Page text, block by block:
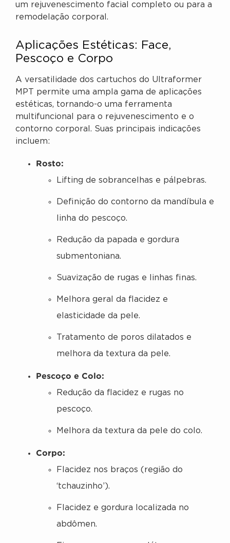
um rejuvenescimento facial completo ou para a
remodelação corporal.
Aplicações Estéticas: Face,
Pescoço e Corpo
A versatilidade dos cartuchos do Ultraformer
MPT permite uma ampla gama de aplicações
estéticas, tornando-o uma ferramenta
multifuncional para o rejuvenescimento e o
contorno corporal. Suas principais indicações
incluem:
Rosto:
Lifting de sobrancelhas e pálpebras.
Definição do contorno da mandíbula e
linha do pescoço.
Redução da papada e gordura
submentoniana.
Suavização de rugas e linhas finas.
Melhora geral da flacidez e
elasticidade da pele.
Tratamento de poros dilatados e
melhora da textura da pele.
Pescoço e Colo:
Redução da flacidez e rugas no
pescoço.
Melhora da textura da pele do colo.
Corpo:
Flacidez nos braços (região do
‘tchauzinho’).
Flacidez e gordura localizada no
abdômen.